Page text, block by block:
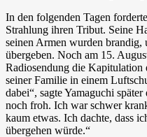
In den folgenden Tagen
Strahlung ihren Tribut. Seine
seinen Armen wurden brandig,
übergeben. Noch am 15.
Radiosendung die Kapitulation
seiner Familie in einem
dabei“, sagte Yamaguchi
noch froh. Ich war schwer
kaum etwas. Ich dachte, dass
übergehen würde.“